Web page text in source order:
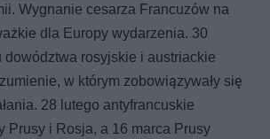
Wygnanie cesarza Francuzów na
dla Europy wydarzenia. 30
dowództwa rosyjskie i austriackie
w którym zobowiązywały się
28 lutego antyfrancuskie
Prusy i Rosja, a 16 marca Prusy